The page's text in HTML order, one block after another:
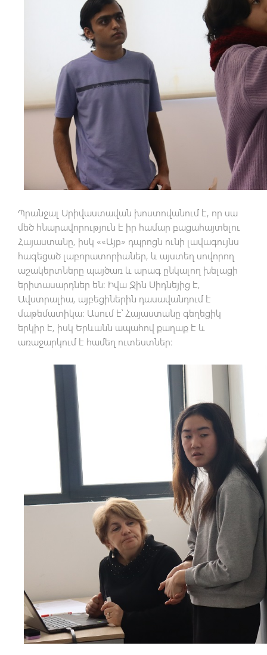
Պրանջալ Սրիվաստավան խոստովանում է, որ սա
մեծ հնարավորություն է իր համար բացահայտելու
Հայաստանը, իսկ ««Այբ» դպրոցն ունի լավագույնս
հագեցած լաբորատորիաներ, և այստեղ սովորող
աշակերտները պայծառ և արագ ընկալող խելացի
երիտասարդներ են։ Իվա Ջին Սիդնեյից է,
Ավստրալիա, այբեցիներին դասավանդում է
մաթեմատիկա։ Ասում է՝ Հայաստանը գեղեցիկ
երկիր է, իսկ Երևանն ապահով քաղաք է և
առաջարկում է համեղ ուտեստներ։